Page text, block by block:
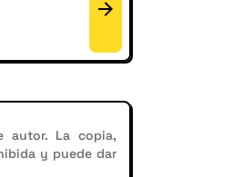
autor. La copia,
y puede dar